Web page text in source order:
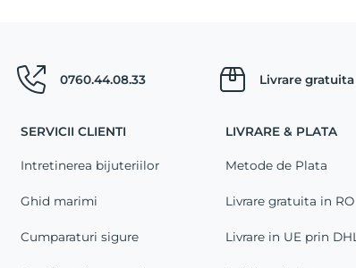
0760.44.08.33 Livrare gratuita
SERVICII CLIENTI
Intretinerea bijuteriilor
Ghid marimi
Cumparaturi sigure
LIVRARE & PLATA
Metode de Plata
Livrare gratuita in RO
Livrare in UE prin DHL